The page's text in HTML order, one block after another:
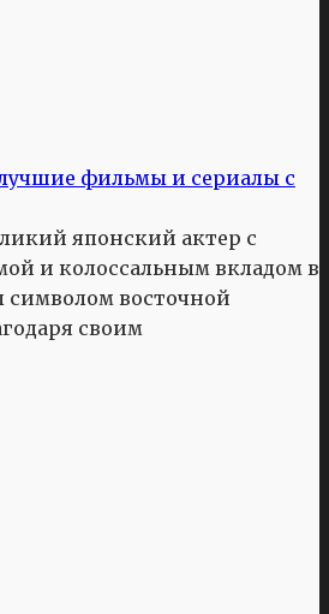
фильмы и сериалы с
японский актер с
и колоссальным вкладом в
символом восточной
своим